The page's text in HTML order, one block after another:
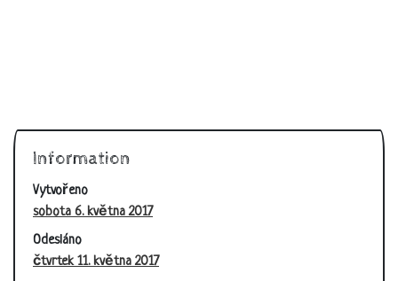
Information
Vytvořeno
sobota 6. května 2017
Odesláno
čtvrtek 11. května 2017